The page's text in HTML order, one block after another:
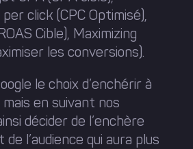
click (CPC Optimisé),
Cible), Maximizing
les conversions).
le choix d’enchérir à
en suivant nos
décider de l’enchère
l’audience qui aura plus